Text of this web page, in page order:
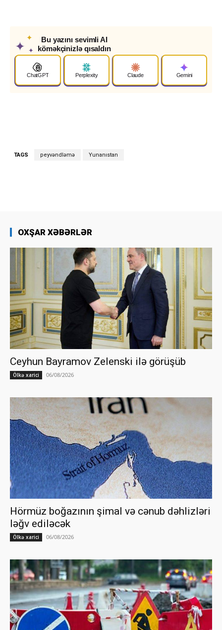
✦
✦
✦
Bu yazını sevimli AI
köməkçinizlə qısaldın
ChatGPT Perplexity Claude Gemini
TAGS peyvəndləmə Yunanıstan
OXŞAR XƏBƏRLƏR
Ceyhun Bayramov Zelenski ilə görüşüb
Ölkə xarici 06/08/2026
Hörmüz boğazının şimal və cənub dəhlizləri
ləğv ediləcək
Ölkə xarici 06/08/2026